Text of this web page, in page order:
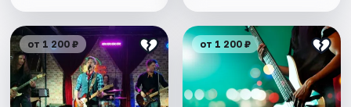
от 1 200 ₽ от 1 200 ₽